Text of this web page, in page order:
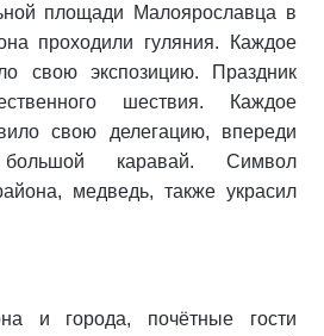
площади Малоярославца в
проходили гуляния. Каждое
свою экспозицию. Праздник
шествия. Каждое
свою делегацию, впереди
каравай. Символ
медведь, также украсил
и города, почётные гости